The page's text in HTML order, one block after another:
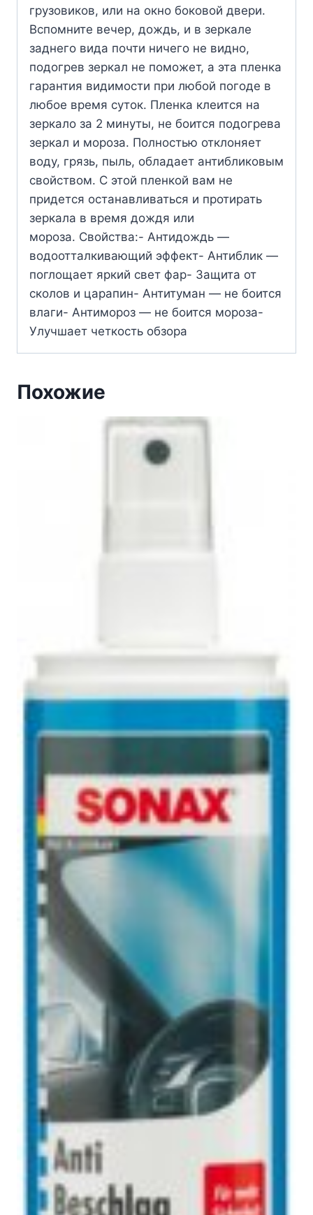
грузовиков, или на окно боковой двери.
Вспомните вечер, дождь, и в зеркале
заднего вида почти ничего не видно,
подогрев зеркал не поможет, а эта пленка
гарантия видимости при любой погоде в
любое время суток. Пленка клеится на
зеркало за 2 минуты, не боится подогрева
зеркал и мороза. Полностью отклоняет
воду, грязь, пыль, обладает антибликовым
свойством. С этой пленкой вам не
придется останавливаться и протирать
зеркала в время дождя или
мороза. Свойства:- Антидождь —
водоотталкивающий эффект- Антиблик —
поглощает яркий свет фар- Защита от
сколов и царапин- Антитуман — не боится
влаги- Антимороз — не боится мороза-
Улучшает четкость обзора
Похожие